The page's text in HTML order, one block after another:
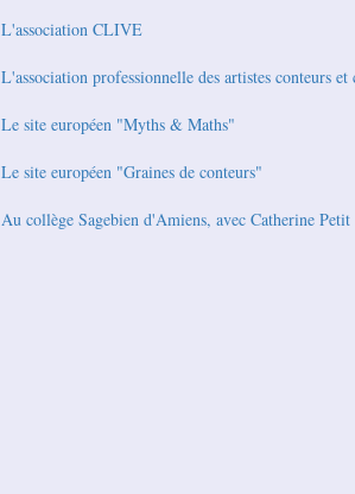
L'association CLIVE
L'association professionnelle des artistes conteurs et
Le site européen "Myths & Maths"
Le site européen "Graines de conteurs"
Au collège Sagebien d'Amiens, avec Catherine Petit